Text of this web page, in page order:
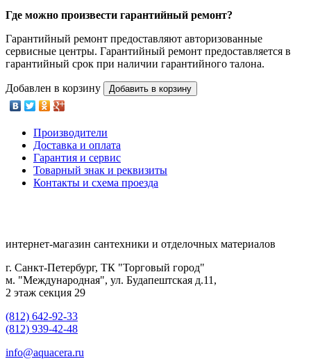
Где можно произвести гарантийный ремонт?
Гарантийный ремонт предоставляют авторизованные
сервисные центры. Гарантийный ремонт предоставляется в
гарантийный срок при наличии гарантийного талона.
Добавлен в корзину Добавить в корзину
Производители
Доставка и оплата
Гарантия и сервис
Товарный знак и реквизиты
Контакты и схема проезда
интернет-магазин сантехники и отделочных материалов
г. Санкт-Петербург, ТК "Торговый город"
м. "Международная", ул. Будапештская д.11,
2 этаж секция 29
(812) 642-92-33
(812) 939-42-48
info@aquacera.ru